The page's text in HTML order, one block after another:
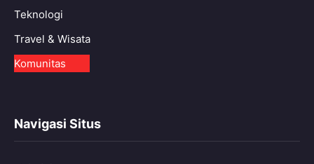
Teknologi
Travel & Wisata
Komunitas
Navigasi Situs